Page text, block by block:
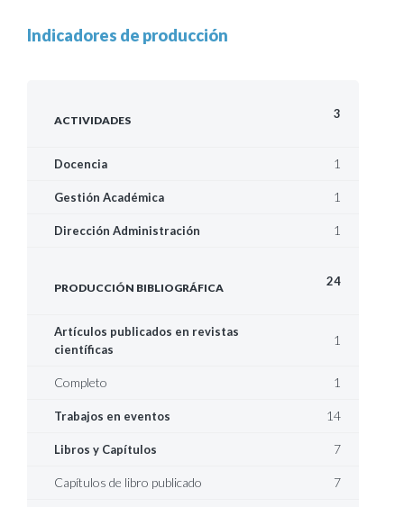
Indicadores de producción
ACTIVIDADES 3
Docencia 1
Gestión Académica 1
Dirección Administración 1
PRODUCCIÓN BIBLIOGRÁFICA 24
Artículos publicados en revistas
científicas
1
Completo 1
Trabajos en eventos 14
Libros y Capítulos 7
Capítulos de libro publicado 7